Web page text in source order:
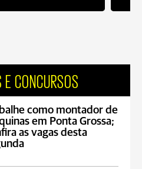
CONCURSOS
como montador de
em Ponta Grossa;
as vagas desta